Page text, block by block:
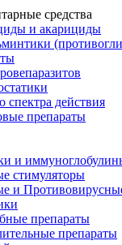
средства
и акарициды
спектра действия
препараты
и
стимуляторы
и
препараты
препараты